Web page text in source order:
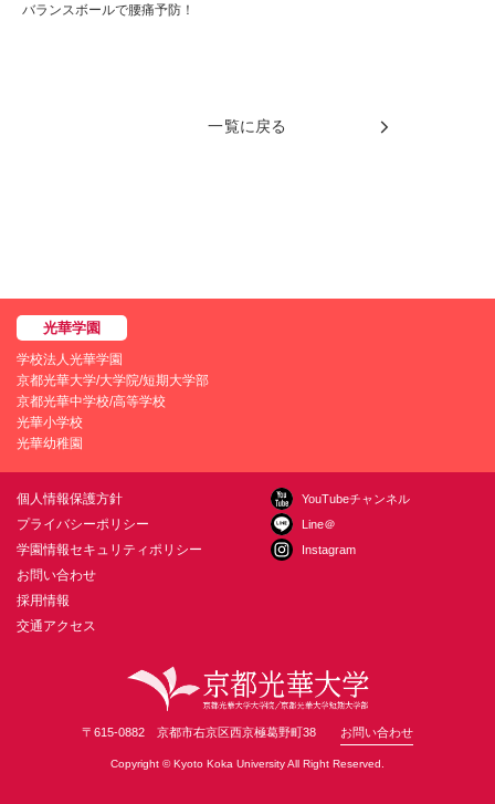
バランスボールで腰痛予防！
一覧に戻る
学校法人光華学園
京都光華大学/大学院/短期大学部
京都光華中学校/高等学校
光華小学校
光華幼稚園
個人情報保護方針
プライバシーポリシー
学園情報セキュリティポリシー
お問い合わせ
採用情報
交通アクセス
YouTubeチャンネル
Line＠
Instagram
〒615-0882 京都市右京区西京極葛野町38 お問い合わせ
Copyright © Kyoto Koka University All Right Reserved.